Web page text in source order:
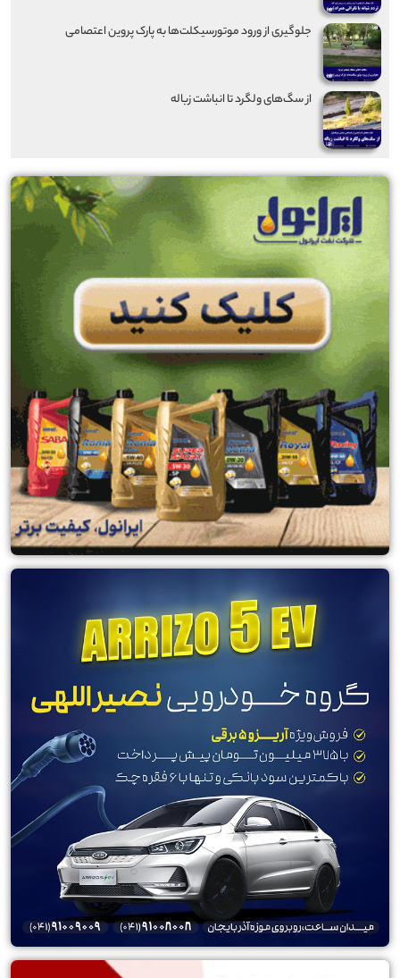
جلوگیری از ورود موتورسیکلت‌ها به پارک پروین اعتصامی
از سگ‌های ولگرد تا انباشت زباله